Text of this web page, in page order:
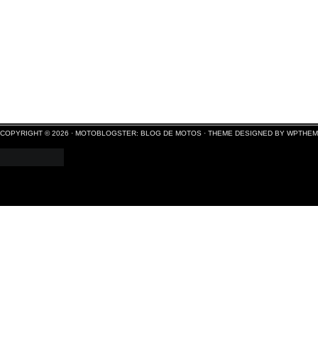
COPYRIGHT © 2026 · MOTOBLOGSTER: BLOG DE MOTOS · THEME DESIGNED BY